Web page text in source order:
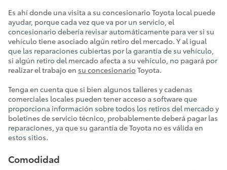
Es ahí donde una visita a su concesionario Toyota local puede
ayudar, porque cada vez que va por un servicio, el
concesionario debería revisar automáticamente para ver si su
vehículo tiene asociado algún retiro del mercado. Y al igual
que las reparaciones cubiertas por la garantía de su vehículo,
si algún retiro del mercado afecta a su vehículo, no pagará por
realizar el trabajo en su concesionario Toyota.
Tenga en cuenta que si bien algunos talleres y cadenas
comerciales locales pueden tener acceso a software que
proporciona información sobre todos los retiros del mercado y
boletines de servicio técnico, probablemente deberá pagar las
reparaciones, ya que su garantía de Toyota no es válida en
estos sitios.
Comodidad